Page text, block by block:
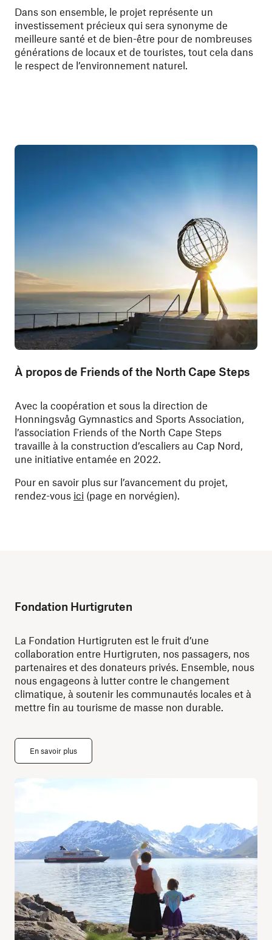
Dans son ensemble, le projet représente un
investissement précieux qui sera synonyme de
meilleure santé et de bien-être pour de nombreuses
générations de locaux et de touristes, tout cela dans
le respect de l’environnement naturel.
À propos de Friends of the North Cape Steps
Avec la coopération et sous la direction de
Honningsvåg Gymnastics and Sports Association,
l’association Friends of the North Cape Steps
travaille à la construction d’escaliers au Cap Nord,
une initiative entamée en 2022.
Pour en savoir plus sur l’avancement du projet,
rendez-vous ici (page en norvégien).
Fondation Hurtigruten
La Fondation Hurtigruten est le fruit d’une
collaboration entre Hurtigruten, nos passagers, nos
partenaires et des donateurs privés. Ensemble, nous
nous engageons à lutter contre le changement
climatique, à soutenir les communautés locales et à
mettre fin au tourisme de masse non durable.
En savoir plus